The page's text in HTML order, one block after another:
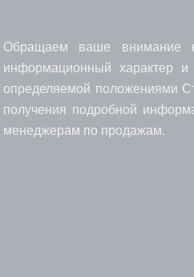
Обращаем ваше внимание
информационный характер
определяемой положениями
получения подробной
менеджерам по продажам.